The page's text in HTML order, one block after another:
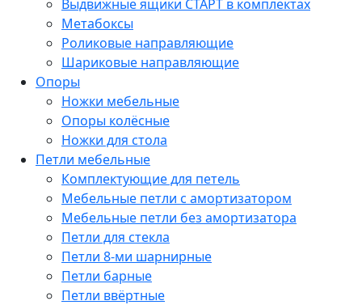
Выдвижные ящики СТАРТ в комплектах
Метабоксы
Роликовые направляющие
Шариковые направляющие
Опоры
Ножки мебельные
Опоры колёсные
Ножки для стола
Петли мебельные
Комплектующие для петель
Мебельные петли с амортизатором
Мебельные петли без амортизатора
Петли для стекла
Петли 8-ми шарнирные
Петли барные
Петли ввёртные